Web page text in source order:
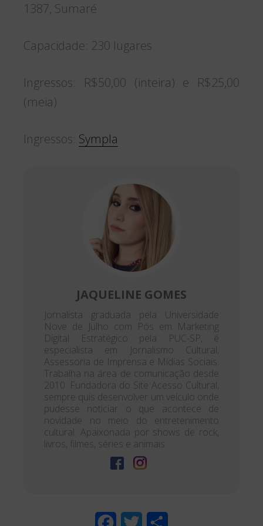
1387, Sumaré
Capacidade: 230 lugares
Ingressos: R$50,00 (inteira) e R$25,00
(meia)
Ingressos: Sympla
JAQUELINE GOMES
Jornalista graduada pela Universidade
Nove de Julho com Pós em Marketing
Digital Estratégico pela PUC-SP, é
especialista em Jornalismo Cultural,
Assessoria de Imprensa e Mídias Sociais.
Trabalha na área de comunicação desde
2010. Fundadora do Site Acesso Cultural,
sempre quis desenvolver um veículo onde
pudesse noticiar o que acontece de
novidade no meio do entretenimento
cultural. Apaixonada por shows de rock,
livros, filmes, séries e animais.